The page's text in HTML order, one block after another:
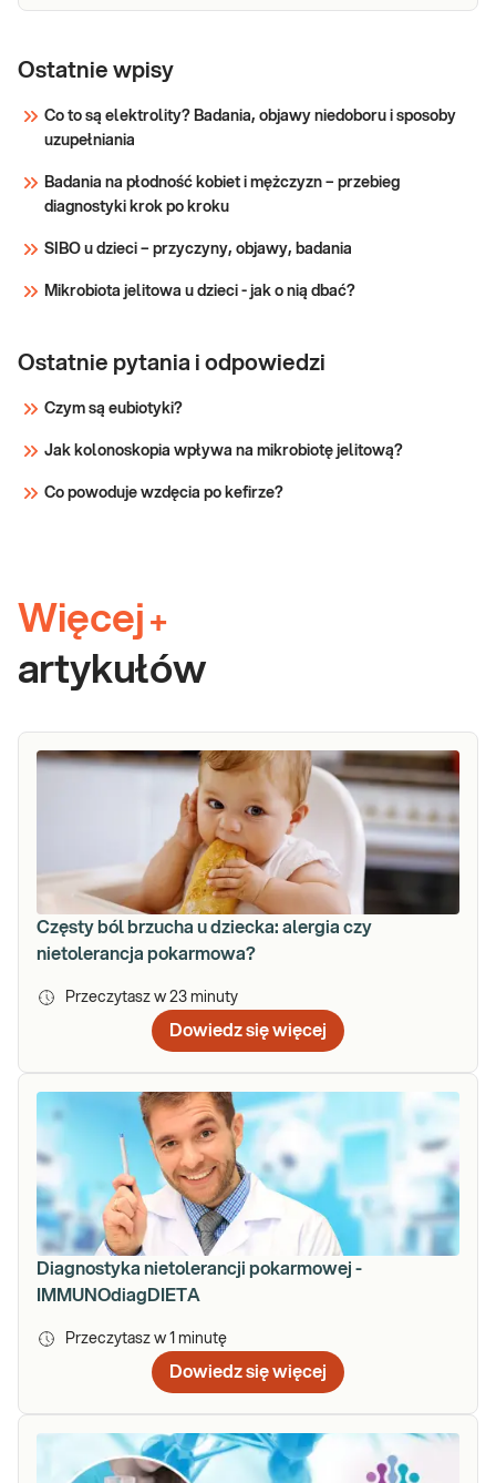
Laktoza
laktozę.
Ostatnie wpisy
Co to są elektrolity? Badania, objawy niedoboru i sposoby
uzupełniania
Badania na płodność kobiet i mężczyzn – przebieg
diagnostyki krok po kroku
SIBO u dzieci – przyczyny, objawy, badania
Mikrobiota jelitowa u dzieci - jak o nią dbać?
Ostatnie pytania i odpowiedzi
Czym są eubiotyki?
Jak kolonoskopia wpływa na mikrobiotę jelitową?
Co powoduje wzdęcia po kefirze?
Więcej +
artykułów
Częsty ból brzucha u dziecka: alergia czy
nietolerancja pokarmowa?
Przeczytasz w 23 minuty
Dowiedz się więcej
Diagnostyka nietolerancji pokarmowej -
IMMUNOdiagDIETA
Przeczytasz w 1 minutę
Dowiedz się więcej